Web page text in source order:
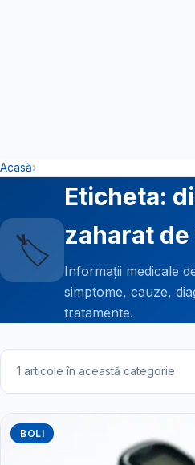
Acasă›
🏷️
Eticheta:
zaharat de
Informații medicale
simptome, cauze,
tratamente.
1 articole în această categorie
BOLI